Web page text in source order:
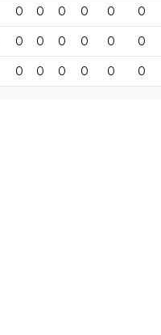
0 0 0 0 0 0
0 0 0 0 0 0
0 0 0 0 0 0